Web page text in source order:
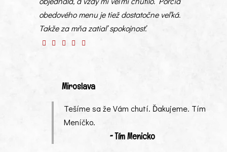
obedového menu je tiež dostatočne veľká.
Takže za mňa zatiaľ spokojnosť.
Miroslava
Tešíme sa že Vám chutí. Ďakujeme. Tím
Meníčko.
~ Tím Menicko